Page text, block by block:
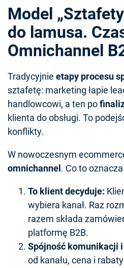
Model
do lamusa.
Omnichannel
Tradycyjnie etapy procesu
sztafetę: marketing łapie
handlowcowi, a ten po
klienta do obsługi. To
konflikty.
W nowoczesnym
omnichannel . Co to
To klient decyduje:
wybiera kanał. Raz
razem składa
platformę B2B.
Spójność komunikacji
od kanału, cena i